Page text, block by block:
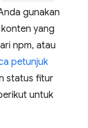
gunakan
yang
npm, atau
petunjuk
status fitur
untuk